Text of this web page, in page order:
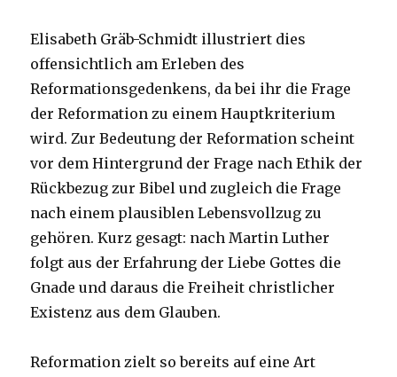
Elisabeth Gräb-Schmidt illustriert dies
offensichtlich am Erleben des
Reformationsgedenkens, da bei ihr die Frage
der Reformation zu einem Hauptkriterium
wird. Zur Bedeutung der Reformation scheint
vor dem Hintergrund der Frage nach Ethik der
Rückbezug zur Bibel und zugleich die Frage
nach einem plausiblen Lebensvollzug zu
gehören. Kurz gesagt: nach Martin Luther
folgt aus der Erfahrung der Liebe Gottes die
Gnade und daraus die Freiheit christlicher
Existenz aus dem Glauben.
Reformation zielt so bereits auf eine Art